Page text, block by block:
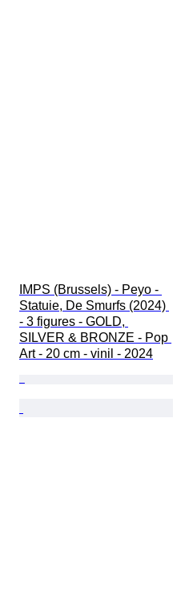
IMPS (Brussels) - Peyo -
Statuie, De Smurfs (2024)
- 3 figures - GOLD,
SILVER & BRONZE - Pop
Art - 20 cm - vinil - 2024